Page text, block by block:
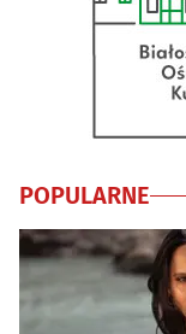
POPULARNE